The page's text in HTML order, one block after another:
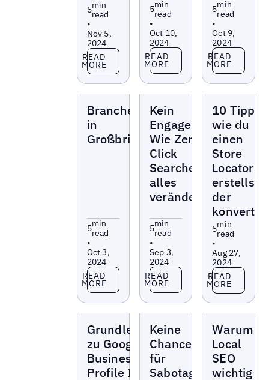
5min
read
•
Nov 5,
2024
Read more
READ
MORE
5min
read
•
Oct 10,
2024
Read more
READ
MORE
5min
read
•
Oct 9,
2024
Read more
READ
MORE
Branchenbücher
in
Großbritannien
5min
read
•
Oct 3,
2024
Read more
READ
MORE
Kein
Engagement?
Wie Zero
Click
Searches
alles
verändern
5min
read
•
Sep 3,
2024
Read more
READ
MORE
10 Tipps,
wie du
einen
Store
Locator
erstellst,
der
5min
read
•
Aug 27,
2024
Read more
READ
MORE
Grundlegendes
zu Google
Business
Profile Insights
Keine
Chance
für
Sabotage:
Warum
Local
SEO
wichtig